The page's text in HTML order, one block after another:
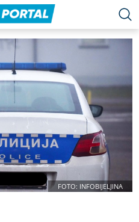
FOTO: INFOBIJELJINA